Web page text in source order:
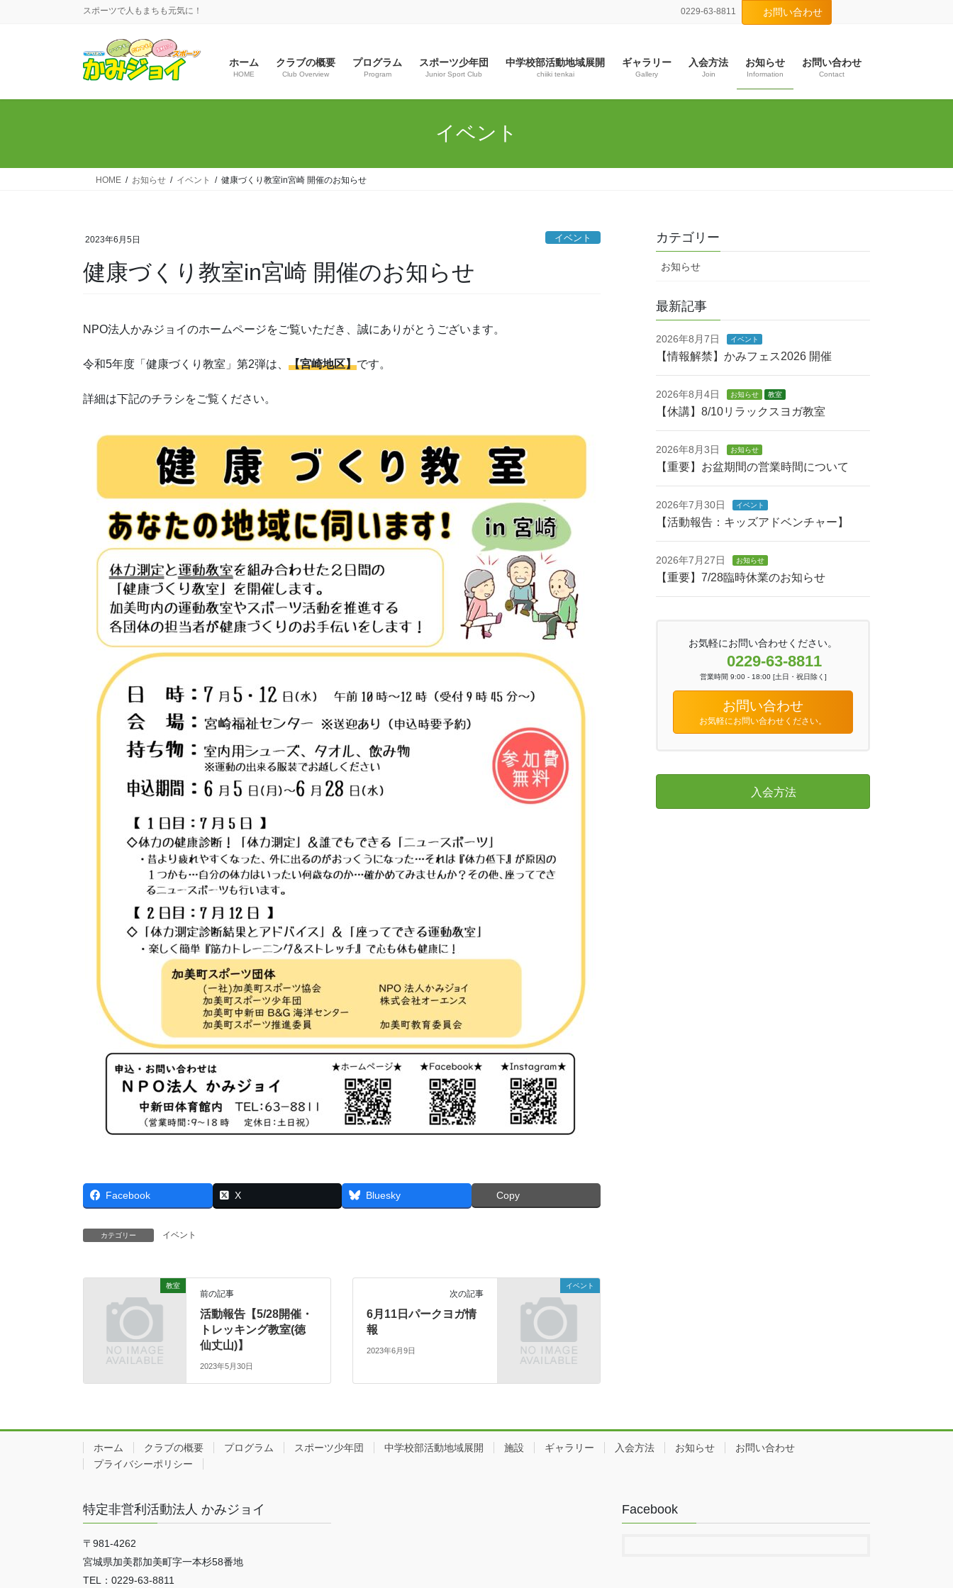
スポーツで人もまちも元気に！ 0229-63-8811 お問い合わせ
ホーム
HOME
クラブの概要
Club Overview
プログラム
Program
スポーツ少年団
Junior Sport Club
中学校部活動地域展開
chiiki tenkai
ギャラリー
Gallery
入会方法
Join
お知らせ
Information
お問い合わせ
Contact
イベント
HOME お知らせ イベント 健康づくり教室in宮崎 開催のお知らせ
2023年6月5日 イベント
健康づくり教室in宮崎 開催のお知らせ
NPO法人かみジョイのホームページをご覧いただき、誠にありがとうございます。
令和5年度「健康づくり教室」第2弾は、 【宮崎地区】です。
詳細は下記のチラシをご覧ください。
Facebook X Bluesky Copy
カテゴリー イベント
教室
前の記事
活動報告【5/28開催・
トレッキング教室(徳
仙丈山)】
2023年5月30日
イベント
次の記事
6月11日パークヨガ情
報
2023年6月9日
カテゴリー
お知らせ
最新記事
2026年8月7日 イベント
【情報解禁】かみフェス2026 開催
2026年8月4日 お知らせ 教室
【休講】8/10リラックスヨガ教室
2026年8月3日 お知らせ
【重要】お盆期間の営業時間について
2026年7月30日 イベント
【活動報告：キッズアドベンチャー】
2026年7月27日 お知らせ
【重要】7/28臨時休業のお知らせ
お気軽にお問い合わせください。
0229-63-8811
営業時間 9:00 - 18:00 [土日・祝日除く]
お問い合わせ
お気軽にお問い合わせください。
入会方法
ホーム クラブの概要 プログラム スポーツ少年団 中学校部活動地域展開 施設 ギャラリー 入会方法 お知らせ
お問い合わせ
プライバシーポリシー
特定非営利活動法人 かみジョイ
〒981-4262
宮城県加美郡加美町字一本杉58番地
TEL：0229-63-8811
Facebook